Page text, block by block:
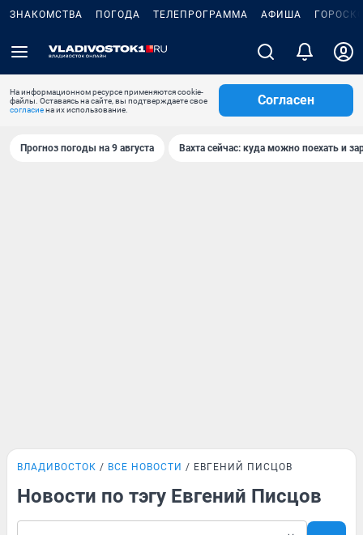
ЗНАКОМСТВА ПОГОДА ТЕЛЕПРОГРАММА АФИША
На информационном ресурсе применяются cookie-
файлы. Оставаясь на сайте, вы подтверждаете свое
согласиена их использование.
Согласен
Прогноз погоды на 9 августа Вахта сейчас: куда можно поехать и
ВЛАДИВОСТОК ВСЕ НОВОСТИ ЕВГЕНИЙ ПИСЦОВ
Новости по тэгу Евгений Писцов